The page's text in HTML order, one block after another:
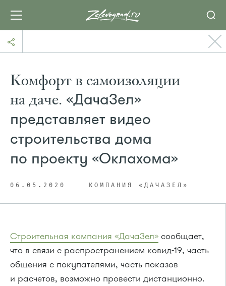
Комфорт в самоизоляции
на даче. «ДачаЗел»
представляет видео
строительства дома
по проекту «Оклахома»
06.05.2020 КОМПАНИЯ «ДАЧАЗЕЛ»
Строительная компания «ДачаЗел» сообщает,
что в связи с распространением ковид-19, часть
общения с покупателями, часть показов
и расчетов, возможно провести дистанционно.